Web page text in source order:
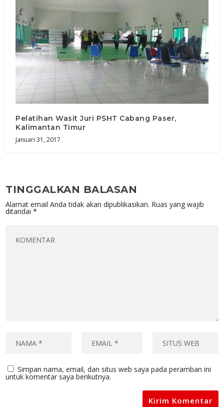
Pelatihan Wasit Juri PSHT Cabang Paser,
Kalimantan Timur
Januari 31, 2017
TINGGALKAN BALASAN
Alamat email Anda tidak akan dipublikasikan. Ruas yang wajib
ditandai*
Simpan nama, email, dan situs web saya pada peramban ini
untuk komentar saya berikutnya.